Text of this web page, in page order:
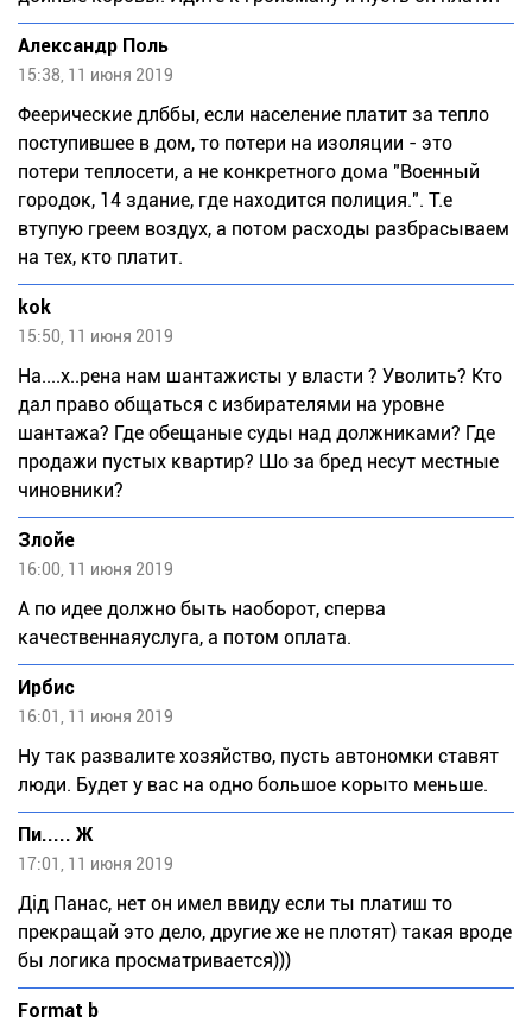
Александр Поль
15:38, 11 июня 2019
Феерические длббы, если население платит за тепло
поступившее в дом, то потери на изоляции - это
потери теплосети, а не конкретного дома "Военный
городок, 14 здание, где находится полиция.". Т.е
втупую греем воздух, а потом расходы разбрасываем
на тех, кто платит.
kok
15:50, 11 июня 2019
На....х..рена нам шантажисты у власти ? Уволить? Кто
дал право общаться с избирателями на уровне
шантажа? Где обещаные суды над должниками? Где
продажи пустых квартир? Шо за бред несут местные
чиновники?
Злойе
16:00, 11 июня 2019
А по идее должно быть наоборот, сперва
качественнаяуслуга, а потом оплата.
Ирбис
16:01, 11 июня 2019
Ну так развалите хозяйство, пусть автономки ставят
люди. Будет у вас на одно большое корыто меньше.
Пи..... Ж
17:01, 11 июня 2019
Дід Панас, нет он имел ввиду если ты платиш то
прекращай это дело, другие же не плотят) такая вроде
бы логика просматривается)))
Format b